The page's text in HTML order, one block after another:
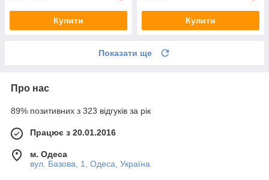
Купити Купити
Показати ще
Про нас
89% позитивних з 323 відгуків за рік
Працює з 20.01.2016
м. Одеса
вул. Базова, 1, Одеса, Україна